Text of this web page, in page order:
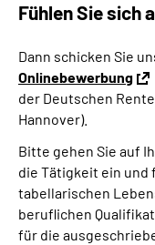
Fühlen Sie sich
Dann schicken Sie
Onlinebewerbung
der Deutschen
Hannover).
Bitte gehen Sie auf
die Tätigkeit ein und
tabellarischen
beruflichen
für die